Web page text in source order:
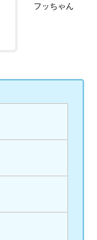
フッちゃん